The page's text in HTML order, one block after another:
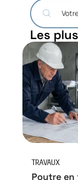
Les
TRAVAUX
Poutre en